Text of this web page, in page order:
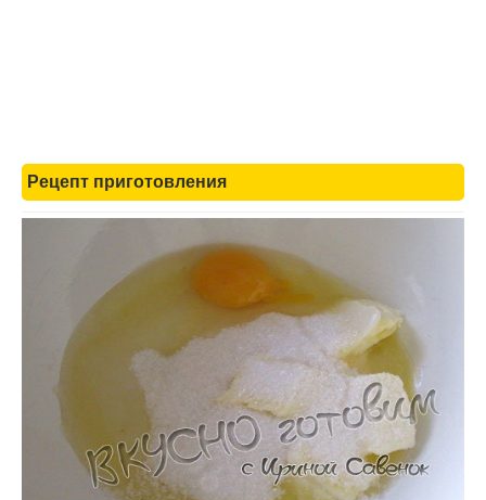
Рецепт приготовления